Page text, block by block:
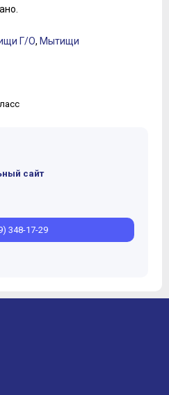
Г/О, Мытищи
сайт
348-17-29